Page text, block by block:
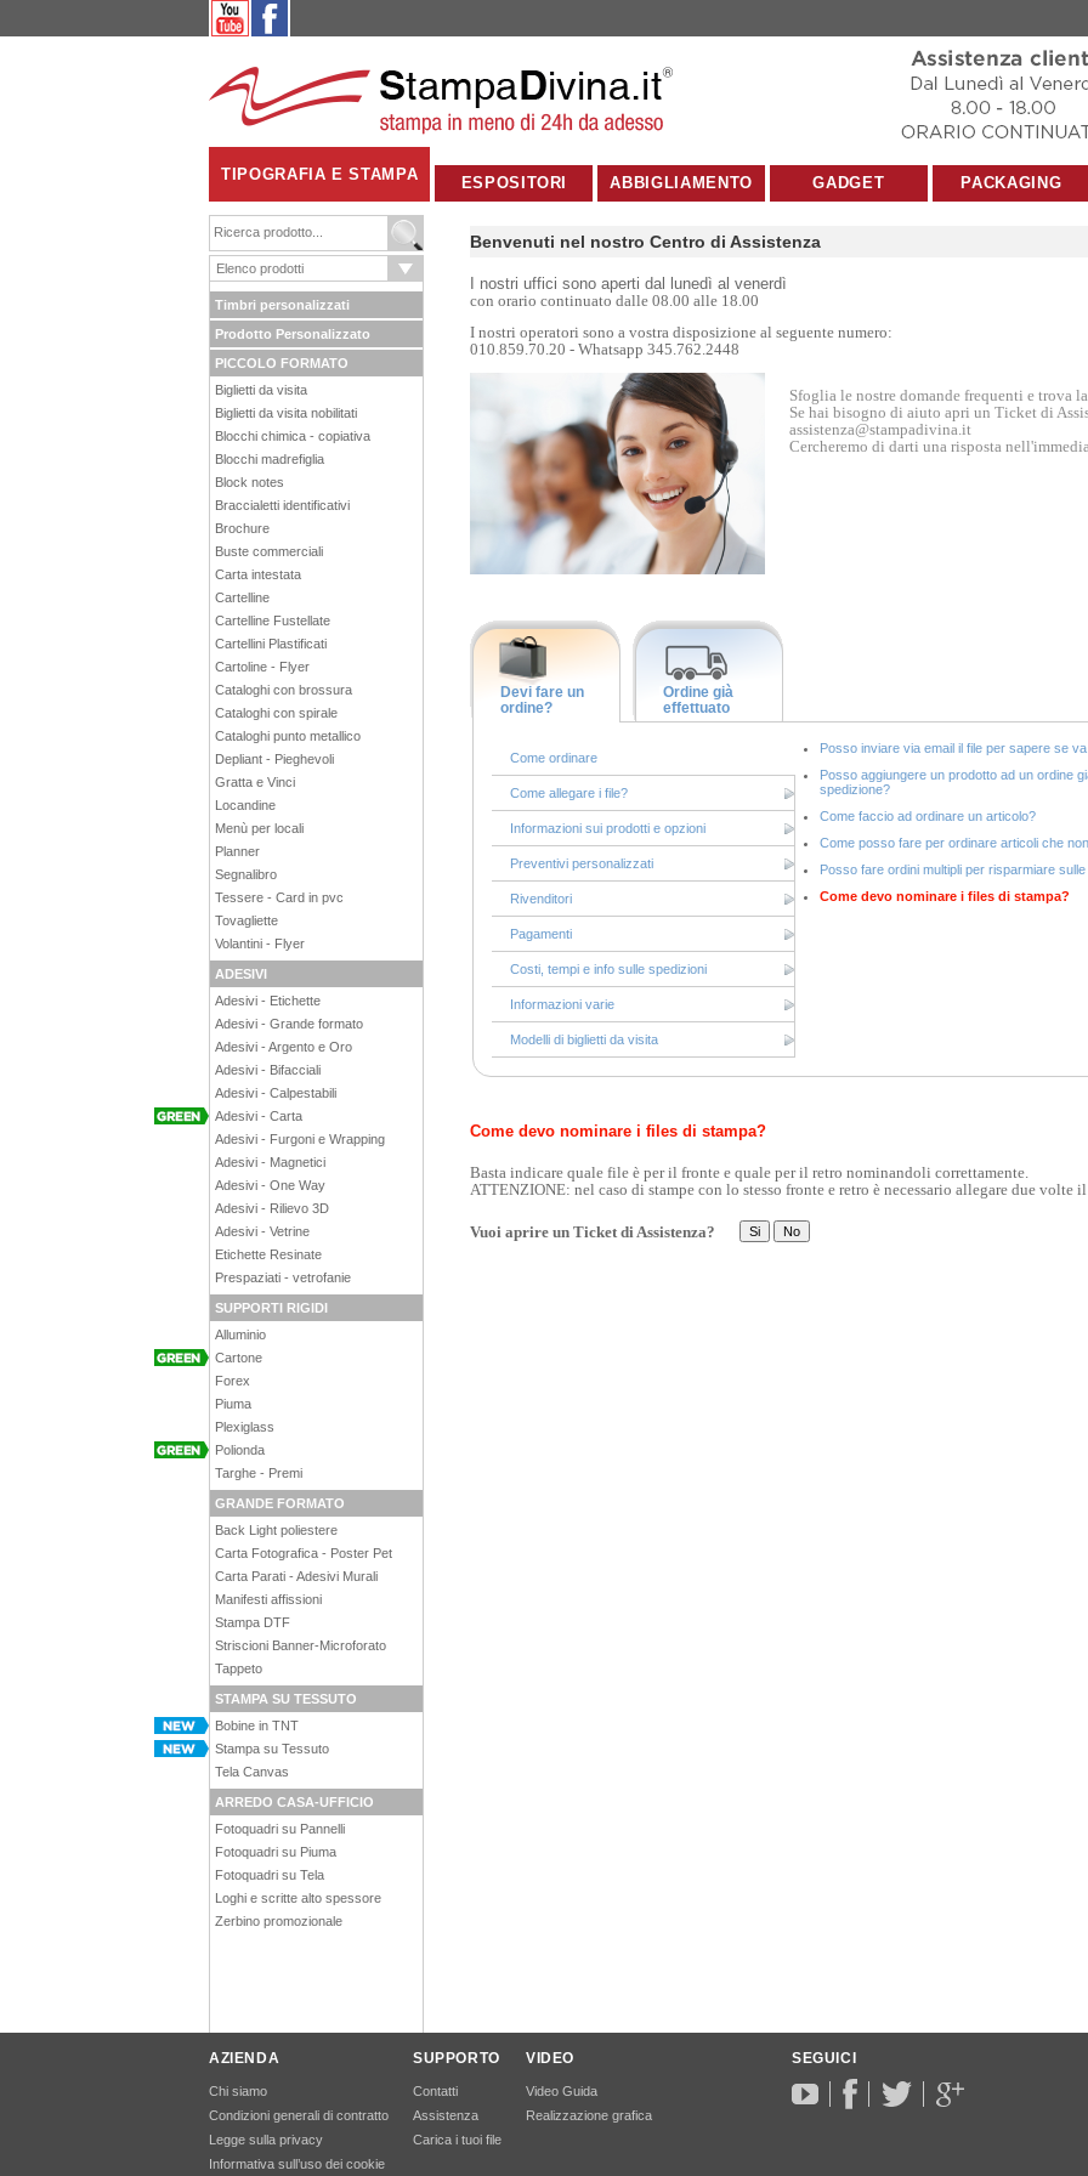
TIPOGRAFIA E STAMPA ESPOSITORI ABBIGLIAMENTO GADGET PACKAGING
Timbri personalizzati
Prodotto Personalizzato
PICCOLO FORMATO
Biglietti da visita
Biglietti da visita nobilitati
Blocchi chimica - copiativa
Blocchi madrefiglia
Block notes
Braccialetti identificativi
Brochure
Buste commerciali
Carta intestata
Cartelline
Cartelline Fustellate
Cartellini Plastificati
Cartoline - Flyer
Cataloghi con brossura
Cataloghi con spirale
Cataloghi punto metallico
Depliant - Pieghevoli
Gratta e Vinci
Locandine
Menù per locali
Planner
Segnalibro
Tessere - Card in pvc
Tovagliette
Volantini - Flyer
ADESIVI
Adesivi - Etichette
Adesivi - Grande formato
Adesivi - Argento e Oro
Adesivi - Bifacciali
Adesivi - Calpestabili
Adesivi - Carta
Adesivi - Furgoni e Wrapping
Adesivi - Magnetici
Adesivi - One Way
Adesivi - Rilievo 3D
Adesivi - Vetrine
Etichette Resinate
Prespaziati - vetrofanie
SUPPORTI RIGIDI
Alluminio
Cartone
Forex
Piuma
Plexiglass
Polionda
Targhe - Premi
GRANDE FORMATO
Back Light poliestere
Carta Fotografica - Poster Pet
Carta Parati - Adesivi Murali
Manifesti affissioni
Stampa DTF
Striscioni Banner-Microforato
Tappeto
STAMPA SU TESSUTO
Bobine in TNT
Stampa su Tessuto
Tela Canvas
ARREDO CASA-UFFICIO
Fotoquadri su Pannelli
Fotoquadri su Piuma
Fotoquadri su Tela
Loghi e scritte alto spessore
Zerbino promozionale
Benvenuti nel nostro Centro di Assistenza
I nostri uffici sono aperti dal lunedì al venerdì
con orario continuato dalle 08.00 alle 18.00
I nostri operatori sono a vostra disposizione al seguente numero:
010.859.70.20 - Whatsapp 345.762.2448
Sfoglia le nostre domande frequenti e trova
Se hai bisogno di aiuto apri un Ticket di
assistenza@stampadivina.it
Cercheremo di darti una risposta
Devi fare un
ordine?
Come ordinare
Posso inviare via email il file per sapere se
Posso aggiungere un prodotto ad un ordine
spedizione?
Come faccio ad ordinare un articolo?
Come posso fare per ordinare articoli che
Posso fare ordini multipli per risparmiare
Come devo nominare i files di stampa?
Come allegare i file?
Informazioni sui prodotti e opzioni
Preventivi personalizzati
Rivenditori
Pagamenti
Costi, tempi e info sulle spedizioni
Informazioni varie
Modelli di biglietti da visita
Ordine già
effettuato
Come devo nominare i files di stampa?
Basta indicare quale file è per il fronte e quale per il retro nominandoli correttamente.
ATTENZIONE: nel caso di stampe con lo stesso fronte e retro è necessario allegare due volte
Vuoi aprire un Ticket di Assistenza?
AZIENDA
Chi siamo
Condizioni generali di contratto
Legge sulla privacy
Informativa sull’uso dei cookie
SUPPORTO
Contatti
Assistenza
Carica i tuoi file
VIDEO
Video Guida
Realizzazione grafica
SEGUICI